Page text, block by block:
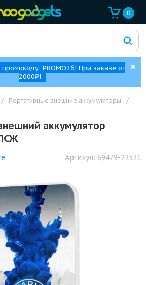
0
PROMO26! При заказе от
2000₽!
✖
/ Портативные внешние аккумуляторы
/
аккумулятор
Артикул: 69479-22521